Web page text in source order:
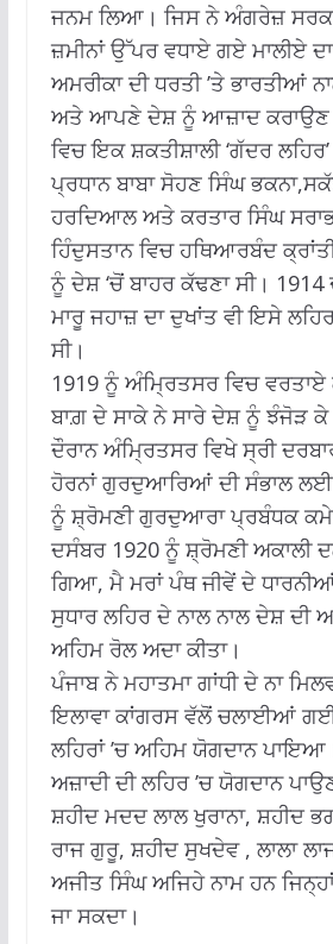
ਜਨਮ ਲਿਆ। ਜਿਸ ਨੇ ਅੰਗਰੇਜ਼
ਜ਼ਮੀਨਾਂ ਉੱਪਰ ਵਧਾਏ ਗਏ ਮਾਲੀਏ ਦਾ
ਅਮਰੀਕਾ ਦੀ ਧਰਤੀ ’ਤੇ ਭਾਰਤੀਆਂ
ਅਤੇ ਆਪਣੇ ਦੇਸ਼ ਨੂੰ ਆਜ਼ਾਦ ਕਰਾਉਣ
ਵਿਚ ਇਕ ਸ਼ਕਤੀਸ਼ਾਲੀ ‘ਗੱਦਰ
ਪ੍ਰਧਾਨ ਬਾਬਾ ਸੋਹਣ ਸਿੰਘ
ਹਰਦਿਆਲ ਅਤੇ ਕਰਤਾਰ ਸਿੰਘ
ਹਿੰਦੁਸਤਾਨ ਵਿਚ ਹਥਿਆਰਬੰਦ
ਨੂੰ ਦੇਸ਼ ‘ਚੋਂ ਬਾਹਰ ਕੱਢਣਾ ਸੀ। 1914
ਮਾਰੂ ਜਹਾਜ਼ ਦਾ ਦੁਖਾਂਤ ਵੀ ਇਸੇ
ਸੀ।
1919 ਨੂੰ ਅੰਮ੍ਰਿਤਸਰ ਵਿਚ
ਬਾਗ਼ ਦੇ ਸਾਕੇ ਨੇ ਸਾਰੇ ਦੇਸ਼ ਨੂੰ ਝੰਜੋੜ
ਦੌਰਾਨ ਅੰਮ੍ਰਿਤਸਰ ਵਿਖੇ ਸ੍ਰੀ
ਹੋਰਨਾਂ ਗੁਰਦੁਆਰਿਆਂ ਦੀ ਸੰਭਾਲ ਲਈ
ਨੂੰ ਸ਼੍ਰੋਮਣੀ ਗੁਰਦੁਆਰਾ ਪ੍ਰਬੰਧਕ
ਦਸੰਬਰ 1920 ਨੂੰ ਸ਼੍ਰੋਮਣੀ ਅਕਾਲੀ
ਗਿਆ, ਮੈ ਮਰਾਂ ਪੰਥ ਜੀਵੇਂ ਦੇ
ਸੁਧਾਰ ਲਹਿਰ ਦੇ ਨਾਲ ਨਾਲ ਦੇਸ਼ ਦੀ
ਅਹਿਮ ਰੋਲ ਅਦਾ ਕੀਤਾ।
ਪੰਜਾਬ ਨੇ ਮਹਾਤਮਾ ਗਾਂਧੀ ਦੇ ਨਾ
ਇਲਾਵਾ ਕਾਂਗਰਸ ਵੱਲੋਂ ਚਲਾਈਆਂ
ਲਹਿਰਾਂ ’ਚ ਅਹਿਮ ਯੋਗਦਾਨ
ਅਜ਼ਾਦੀ ਦੀ ਲਹਿਰ ’ਚ ਯੋਗਦਾਨ
ਸ਼ਹੀਦ ਮਦਦ ਲਾਲ ਖੁਰਾਨਾ, ਸ਼ਹੀਦ
ਰਾਜ ਗੁਰੂ, ਸ਼ਹੀਦ ਸੁਖਦੇਵ , ਲਾਲਾ
ਅਜੀਤ ਸਿੰਘ ਅਜਿਹੇ ਨਾਮ ਹਨ
ਜਾ ਸਕਦਾ।